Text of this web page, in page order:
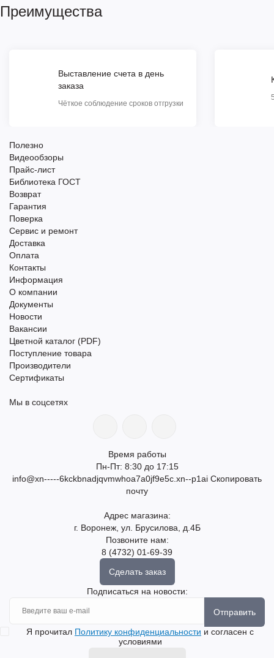
Преимущества
Выставление счета в день
заказа
Чёткое соблюдение сроков отгрузки
Полезно
Видеообзоры
Прайс-лист
Библиотека ГОСТ
Возврат
Гарантия
Поверка
Сервис и ремонт
Доставка
Оплата
Контакты
Информация
О компании
Документы
Новости
Вакансии
Цветной каталог (PDF)
Поступление товара
Производители
Сертификаты
Мы в соцсетях
Время работы
Пн-Пт: 8:30 до 17:15
info@xn-----6kckbnadjqvmwhoa7a0jf9e5c.xn--p1ai Скопировать
почту
Адрес магазина:
г. Воронеж, ул. Брусилова, д.4Б
Позвоните нам:
8 (4732) 01-69-39
Сделать заказ
Подписаться на новости:
Отправить
Я прочитал Политику конфиденциальности и согласен с
условиями